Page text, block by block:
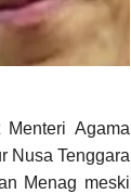
Agama
Nusa Tenggara
Menag meski